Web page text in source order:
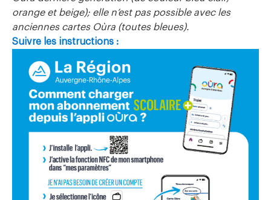
orange et beige); elle n’est pas possible avec les
anciennes cartes Oùra (toutes bleues).
Suivre les instructions :